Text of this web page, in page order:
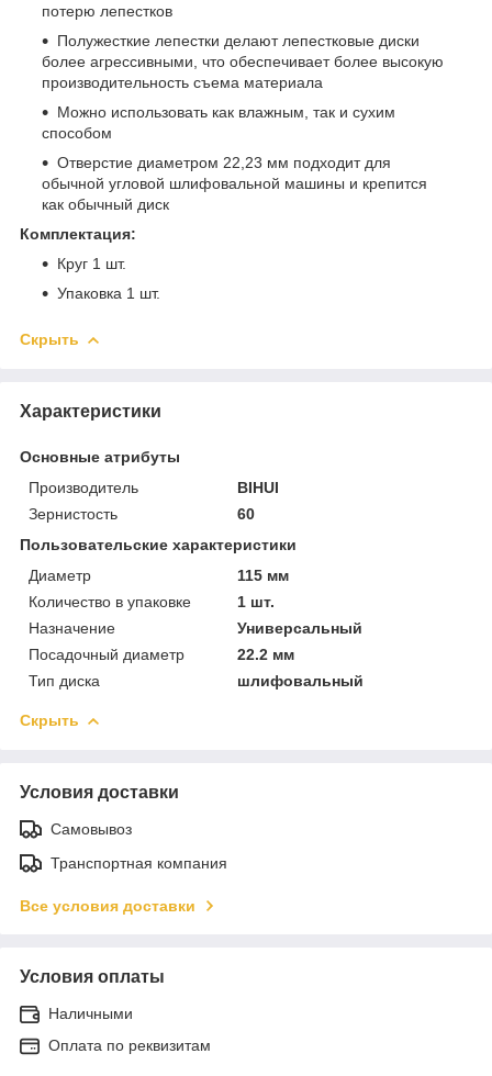
потерю лепестков
Полужесткие лепестки делают лепестковые диски
более агрессивными, что обеспечивает более высокую
производительность съема материала
Можно использовать как влажным, так и сухим
способом
Отверстие диаметром 22,23 мм подходит для
обычной угловой шлифовальной машины и крепится
как обычный диск
Комплектация:
Круг 1 шт.
Упаковка 1 шт.
Скрыть
Характеристики
Основные атрибуты
Производитель
BIHUI
Зернистость
60
Пользовательские характеристики
Диаметр
115 мм
Количество в упаковке
1 шт.
Назначение
Универсальный
Посадочный диаметр
22.2 мм
Тип диска
шлифовальный
Скрыть
Условия доставки
Самовывоз
Транспортная компания
Все условия доставки
Условия оплаты
Наличными
Оплата по реквизитам